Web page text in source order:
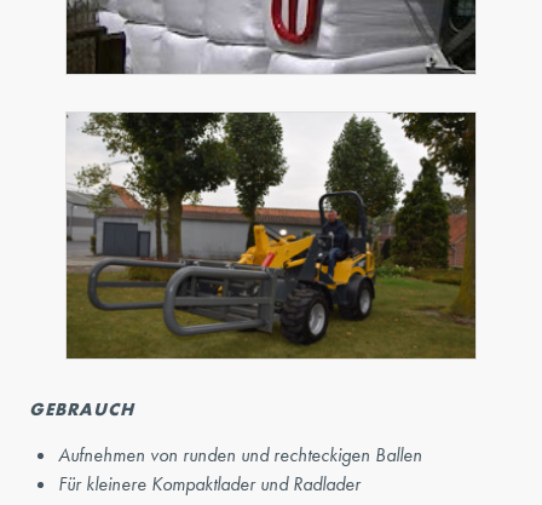
GEBRAUCH
Aufnehmen von runden und rechteckigen Ballen
Für kleinere Kompaktlader und Radlader